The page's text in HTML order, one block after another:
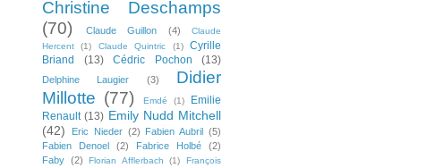
Christine Deschamps
(70)
Claude Guillon (4)
Claude
Hercent
(1) Claude Quintric (1)
Cyrille
Briand
(13) Cédric Pochon (13)
Delphine Laugier (3)
Didier
Millotte (77) Emdé (1)
Emilie
Renault (13) Emily Nudd Mitchell
(42)
Eric Nieder (2) Fabien Aubril (5)
Fabien Denoel
(2) Fabrice Holbé
(2)
Faby (2) Florian Afflerbach (1)
François